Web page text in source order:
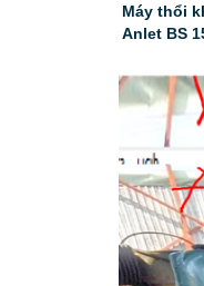
Máy thổi
Anlet BS